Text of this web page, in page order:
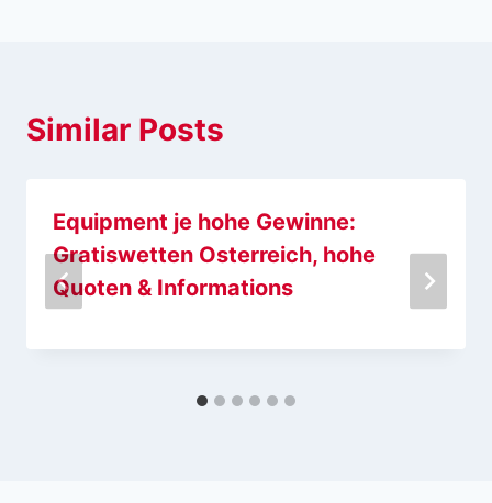
Similar Posts
Equipment je hohe Gewinne:
Gratiswetten Osterreich, hohe
Quoten & Informations